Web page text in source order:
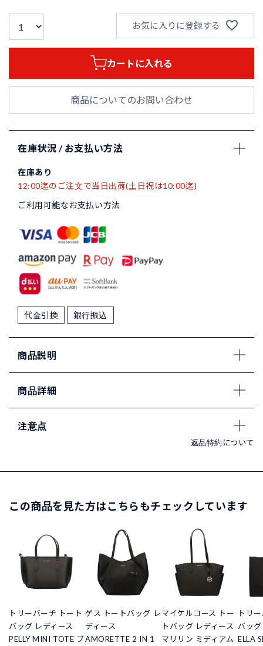
お気に入りに登録する
カートに入れる
商品についてのお問い合わせ
在庫状況 / お支払い方法
在庫あり
12:00迄のご注文で当日出荷(土日祝は10:00迄)
ご利用可能なお支払い方法
代金引換 銀行振込
商品説明
商品詳細
注意点
返品特約について
この商品を見た方はこちらもチェックしています
トリーバーチ トート
バッグ レディース
PELLY MINI TOTE ブ
ゲス トートバッグ レ
ディース
AMORETTE 2 IN 1
マイケルコース トー
トバッグ レディース
マリリン ミディアム
トリ
バッ
ELLA